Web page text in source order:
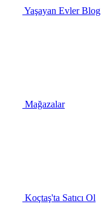
Yaşayan Evler Blog
Mağazalar
Koçtaş'ta Satıcı Ol